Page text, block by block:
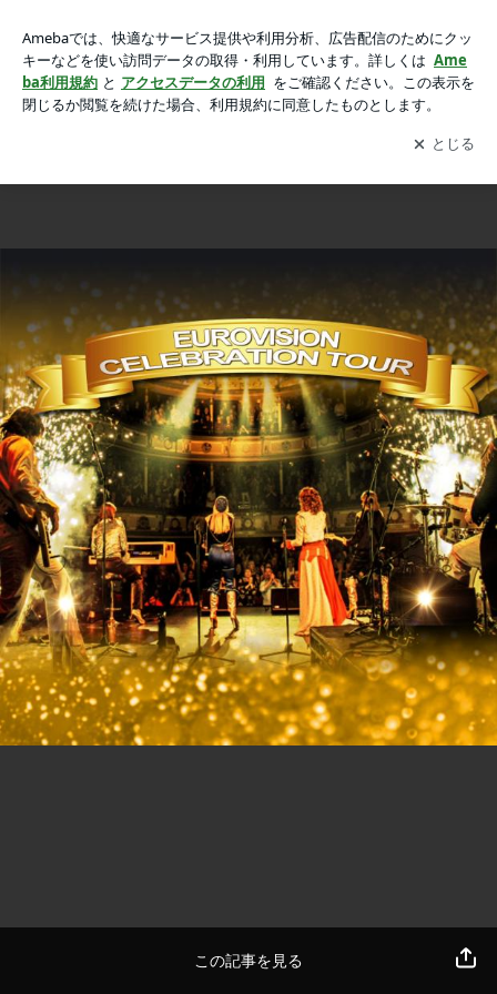
ー・ホールに登場の画像 2枚中1枚目
ABBAリユニオン・トリビュート・ショーがWarringtonのパー・ホールに登場
この記事を見る